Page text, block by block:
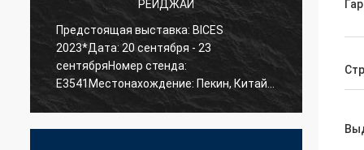
РЕЙДЖАЙ
Предстоящая выставка: BICES
2023*Дата: 20 сентября - 23
сентябряНомер стенда:
E3541Местонахождение: Пекин, Китай *
BICES 2023 - Китайская Пекинская
Мы